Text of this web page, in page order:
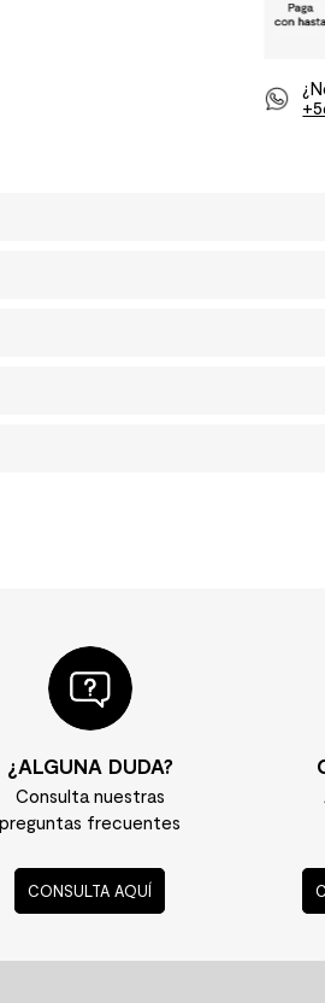
¿ALGUNA DUDA?
Consulta nuestras
preguntas frecuentes
CONSULTA AQUÍ